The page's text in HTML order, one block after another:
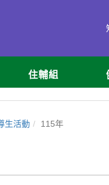
住輔組
生活動 115年